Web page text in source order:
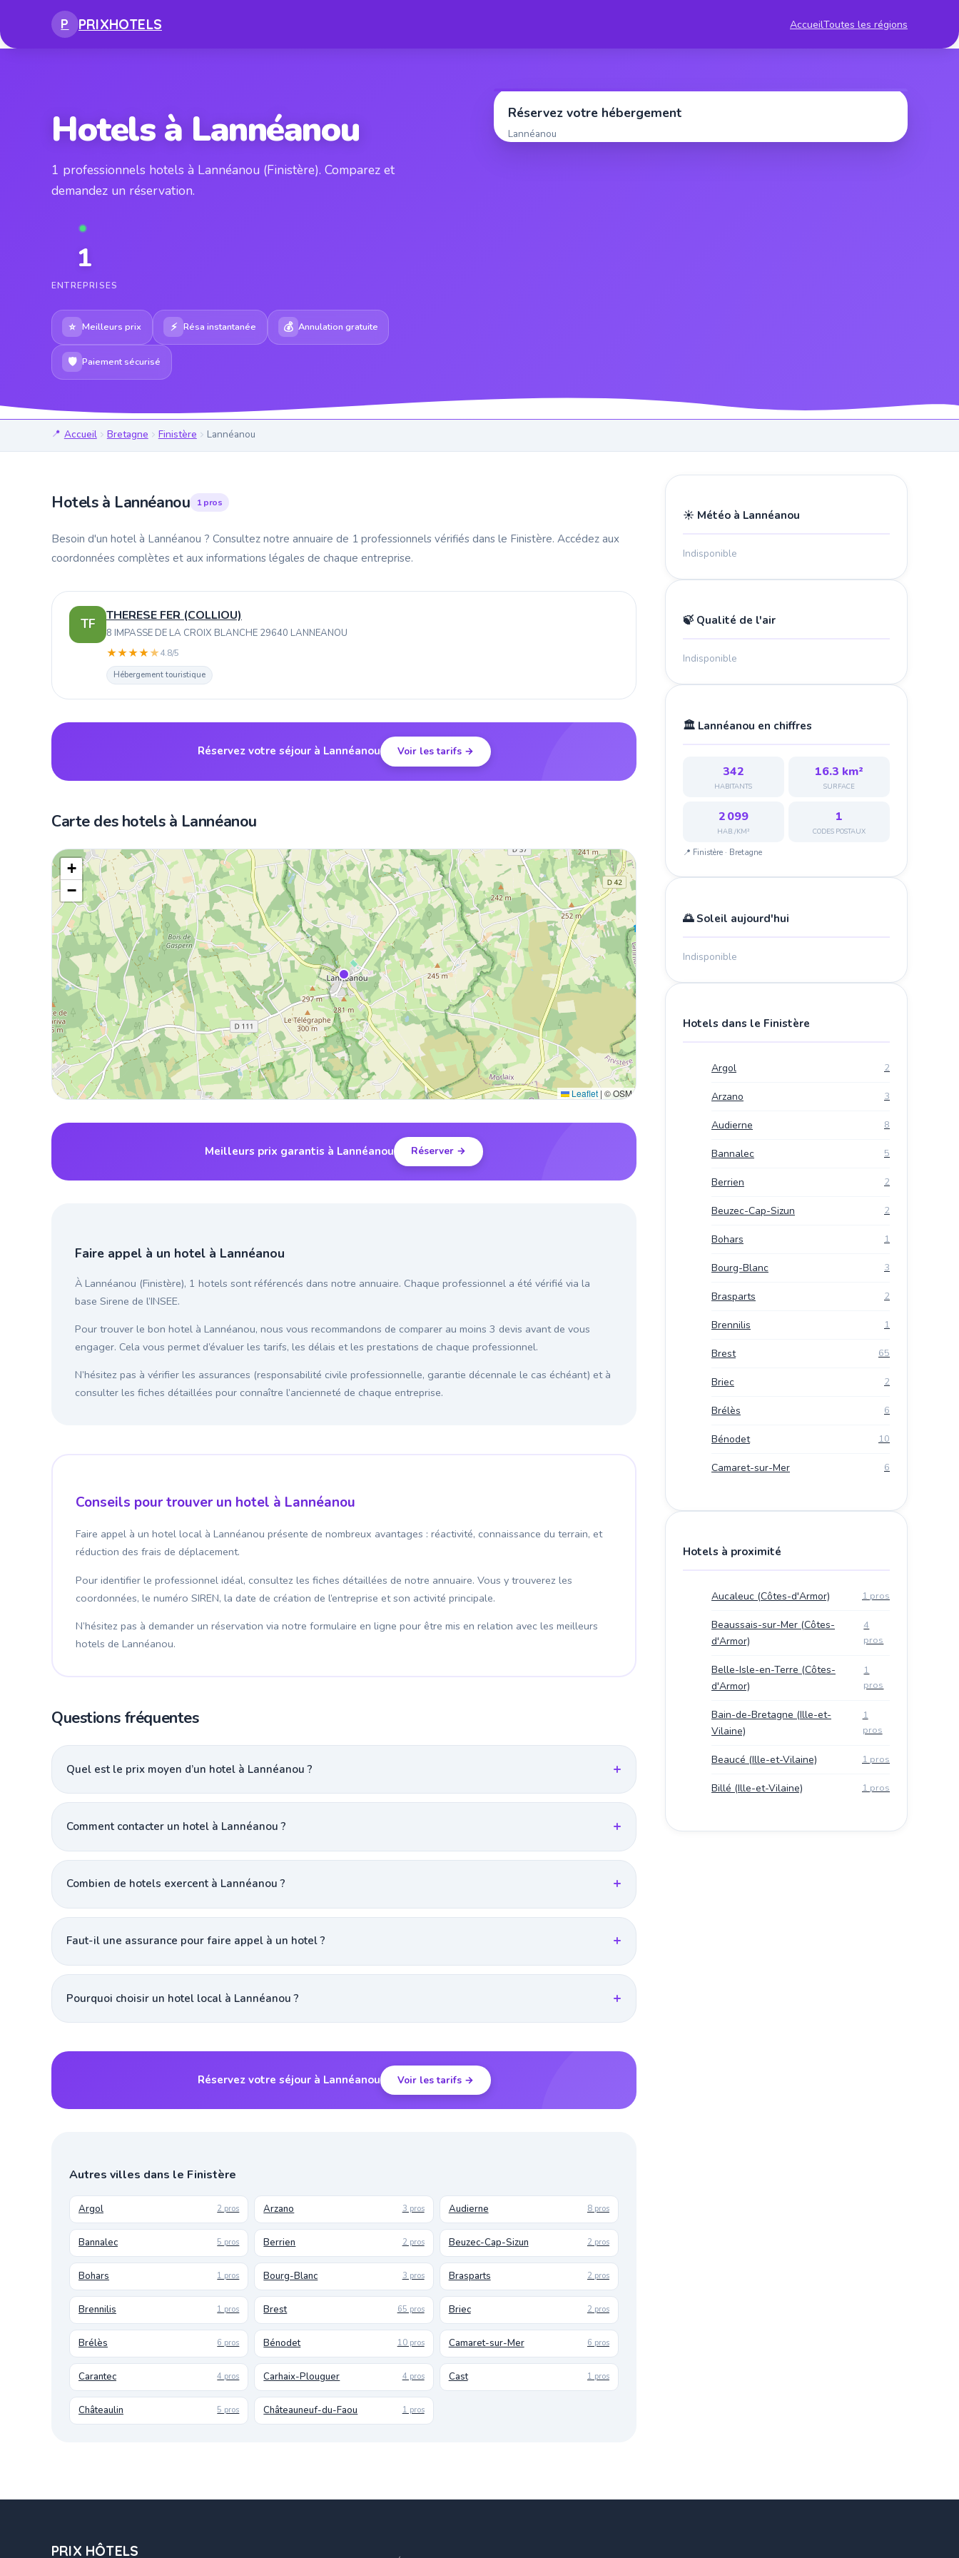
P PRIXHOTELS AccueilToutes les régions
Hotels à Lannéanou
1 professionnels hotels à Lannéanou (Finistère). Comparez et
demandez un réservation.
1
ENTREPRISES
⭐ Meilleurs prix ⚡ Résa instantanée 💰 Annulation gratuite
🛡 Paiement sécurisé
Réservez votre hébergement
Lannéanou
Accueil Bretagne Finistère Lannéanou
Hotels à Lannéanou 1 pros
Besoin d'un hotel à Lannéanou ? Consultez notre annuaire de 1 professionnels vérifiés dans le Finistère. Accédez aux
coordonnées complètes et aux informations légales de chaque entreprise.
TF
THERESE FER (COLLIOU)
8 IMPASSE DE LA CROIX BLANCHE 29640 LANNEANOU
★★★★★4.8/5
Hébergement touristique
Réservez votre séjour à Lannéanou Voir les tarifs →
Carte des hotels à Lannéanou
+
−
Leaflet | © OSM
Meilleurs prix garantis à Lannéanou Réserver →
Faire appel à un hotel à Lannéanou
À Lannéanou (Finistère), 1 hotels sont référencés dans notre annuaire. Chaque professionnel a été vérifié via la
base Sirene de l’INSEE.
Pour trouver le bon hotel à Lannéanou, nous vous recommandons de comparer au moins 3 devis avant de vous
engager. Cela vous permet d’évaluer les tarifs, les délais et les prestations de chaque professionnel.
N’hésitez pas à vérifier les assurances (responsabilité civile professionnelle, garantie décennale le cas échéant) et à
consulter les fiches détaillées pour connaître l’ancienneté de chaque entreprise.
Conseils pour trouver un hotel à Lannéanou
Faire appel à un hotel local à Lannéanou présente de nombreux avantages : réactivité, connaissance du terrain, et
réduction des frais de déplacement.
Pour identifier le professionnel idéal, consultez les fiches détaillées de notre annuaire. Vous y trouverez les
coordonnées, le numéro SIREN, la date de création de l’entreprise et son activité principale.
N’hésitez pas à demander un réservation via notre formulaire en ligne pour être mis en relation avec les meilleurs
hotels de Lannéanou.
Questions fréquentes
Quel est le prix moyen d’un hotel à Lannéanou ?
Comment contacter un hotel à Lannéanou ?
Combien de hotels exercent à Lannéanou ?
Faut-il une assurance pour faire appel à un hotel ?
Pourquoi choisir un hotel local à Lannéanou ?
Réservez votre séjour à Lannéanou Voir les tarifs →
Autres villes dans le Finistère
Argol 2 pros Arzano 3 pros Audierne 8 pros
Bannalec 5 pros Berrien 2 pros Beuzec-Cap-Sizun 2 pros
Bohars 1 pros Bourg-Blanc 3 pros Brasparts 2 pros
Brennilis 1 pros Brest 65 pros Briec 2 pros
Brélès 6 pros Bénodet 10 pros Camaret-sur-Mer 6 pros
Carantec 4 pros Carhaix-Plouguer 4 pros Cast 1 pros
Châteaulin 5 pros Châteauneuf-du-Faou 1 pros
☀️ Météo à Lannéanou
Indisponible
🍃 Qualité de l'air
Indisponible
🏛️ Lannéanou en chiffres
342
HABITANTS
16.3 km²
SURFACE
2 099
HAB./KM²
1
CODES POSTAUX
📍 Finistère · Bretagne
🌅 Soleil aujourd'hui
Indisponible
Hotels dans le Finistère
Argol 2
Arzano 3
Audierne 8
Bannalec 5
Berrien 2
Beuzec-Cap-Sizun 2
Bohars 1
Bourg-Blanc 3
Brasparts 2
Brennilis 1
Brest 65
Briec 2
Brélès 6
Bénodet 10
Camaret-sur-Mer 6
Hotels à proximité
Aucaleuc (Côtes-d'Armor) 1 pros
Beaussais-sur-Mer (Côtes-
d'Armor)
4
pros
Belle-Isle-en-Terre (Côtes-
d'Armor)
1
pros
Bain-de-Bretagne (Ille-et-
Vilaine)
1
pros
Beaucé (Ille-et-Vilaine) 1 pros
Billé (Ille-et-Vilaine) 1 pros
PRIX HÔTELS